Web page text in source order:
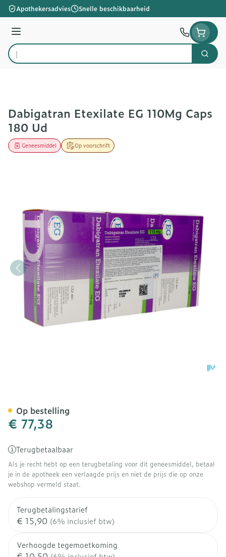
Ga naar de inhoud
Apothekersadvies Snelle beschikbaarheid
Menu
Product, merk, categorie...
Zoek
Dabigatran Etexilate EG 110Mg Caps
180 Ud
Op voorschrift
Geneesmiddel
€ 77,38
Terugbetaalbaar
Als je recht hebt op een terugbetaling voor dit geneesmiddel, betaal
je in de apotheek een verlaagde prijs en niet de prijs die op onze
webshop vermeld staat.
Terugbetalingstarief
€ 15,90 (6% inclusief btw)
Verhoogde tegemoetkoming
Op bestelling